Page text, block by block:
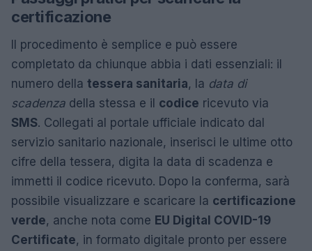
certificazione
Il procedimento è semplice e può essere
completato da chiunque abbia i dati essenziali: il
numero della tessera sanitaria, la data di
scadenza della stessa e il codice ricevuto via
SMS. Collegati al portale ufficiale indicato dal
servizio sanitario nazionale, inserisci le ultime otto
cifre della tessera, digita la data di scadenza e
immetti il codice ricevuto. Dopo la conferma, sarà
possibile visualizzare e scaricare la certificazione
verde, anche nota come EU Digital COVID-19
Certificate, in formato digitale pronto per essere